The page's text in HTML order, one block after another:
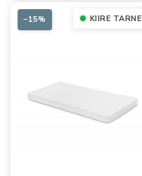
KIIRE TARNE
−15%